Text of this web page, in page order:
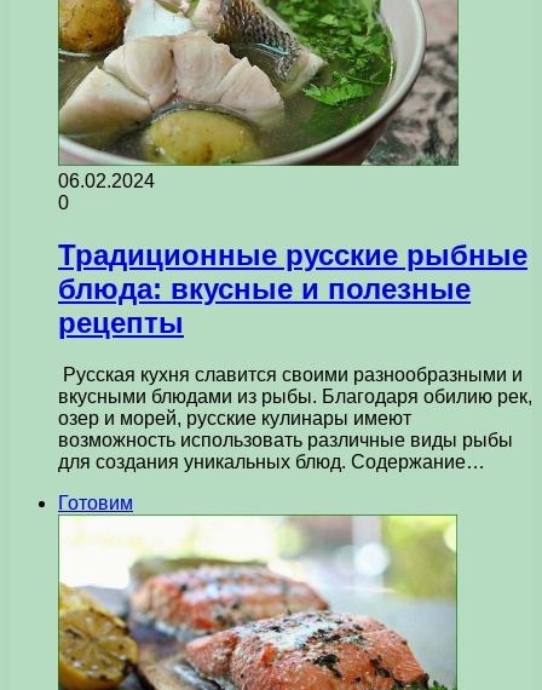
06.02.2024
0
Традиционные русские рыбные
блюда: вкусные и полезные
рецепты
Русская кухня славится своими разнообразными и
вкусными блюдами из рыбы. Благодаря обилию рек,
озер и морей, русские кулинары имеют
возможность использовать различные виды рыбы
для создания уникальных блюд. Содержание…
Готовим